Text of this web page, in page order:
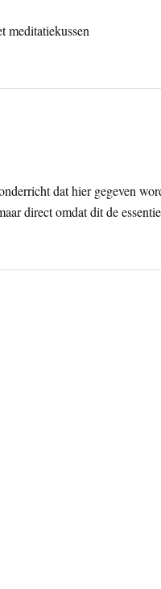
meditatiekussen
dat hier gegeven
direct omdat dit de